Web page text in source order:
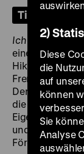
Tickets
Ich will keine
eine
Hikmet – stellt
Fremde ihre
Der Maler
die
Eigeninitiative
und ein Saz-
Förderung
2)
Diese
die
auf
können
Sie
Analyse